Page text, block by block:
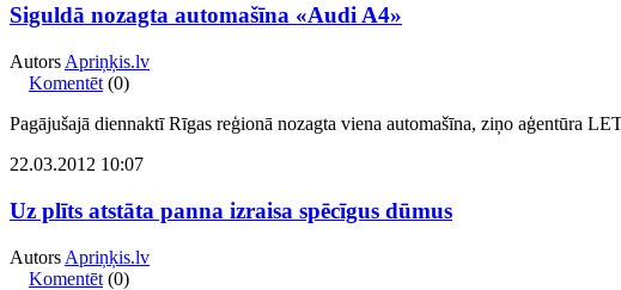
Siguldā nozagta automašīna «Audi A4»
Autors Apriņķis.lv
Komentēt (0)
Pagājušajā diennaktī Rīgas reģionā nozagta viena automašīna, ziņo aģentūra
22.03.2012 10:07
Uz plīts atstāta panna izraisa spēcīgus dūmus
Autors Apriņķis.lv
Komentēt (0)